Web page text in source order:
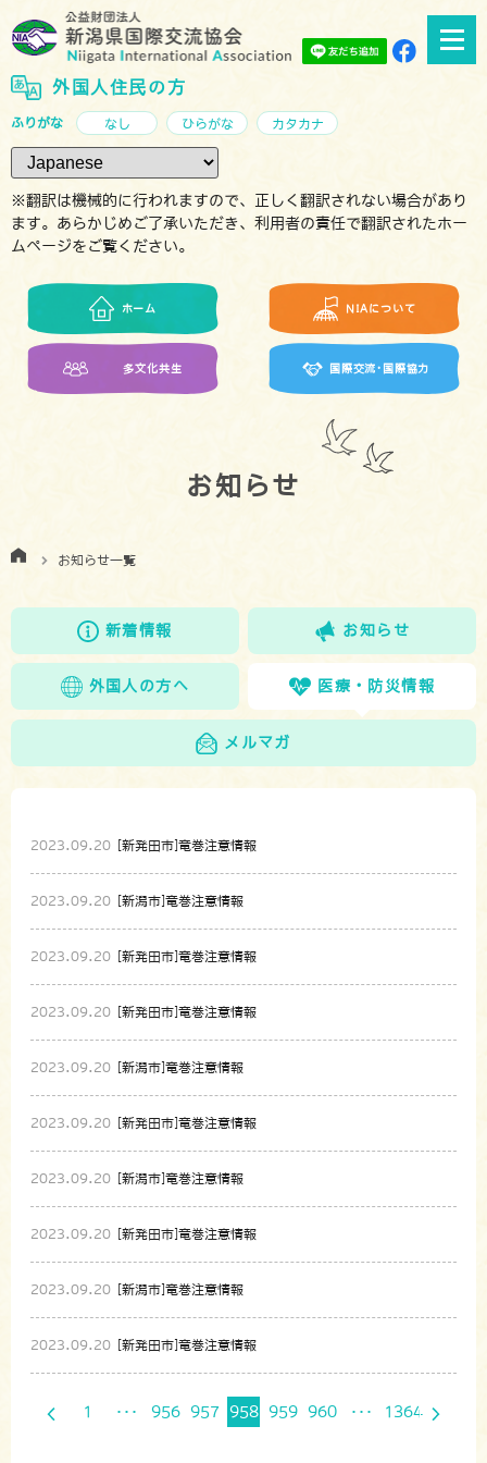
外国人住民の方
ふりがな なし ひらがな カタカナ
※翻訳は機械的に行われますので、正しく翻訳されない場合があり
ます。あらかじめご了承いただき、利用者の責任で翻訳されたホー
ムページをご覧ください。
ホーム NIAについて
多文化共生 国際交流･国際協力
お知らせ
お知らせ一覧
新着情報 お知らせ
外国人の方へ 医療・防災情報
メルマガ
2023.09.20 [新発田市]竜巻注意情報
2023.09.20 [新潟市]竜巻注意情報
2023.09.20 [新発田市]竜巻注意情報
2023.09.20 [新発田市]竜巻注意情報
2023.09.20 [新潟市]竜巻注意情報
2023.09.20 [新発田市]竜巻注意情報
2023.09.20 [新潟市]竜巻注意情報
2023.09.20 [新発田市]竜巻注意情報
2023.09.20 [新潟市]竜巻注意情報
2023.09.20 [新発田市]竜巻注意情報
1 ･･･ 956 957 958 959 960 ･･･ 1364